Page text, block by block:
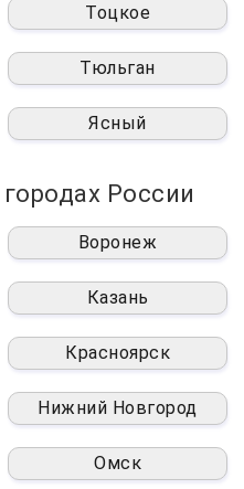
Тоцкое
Тюльган
Ясный
России
Воронеж
Казань
Красноярск
Нижний Новгород
Омск